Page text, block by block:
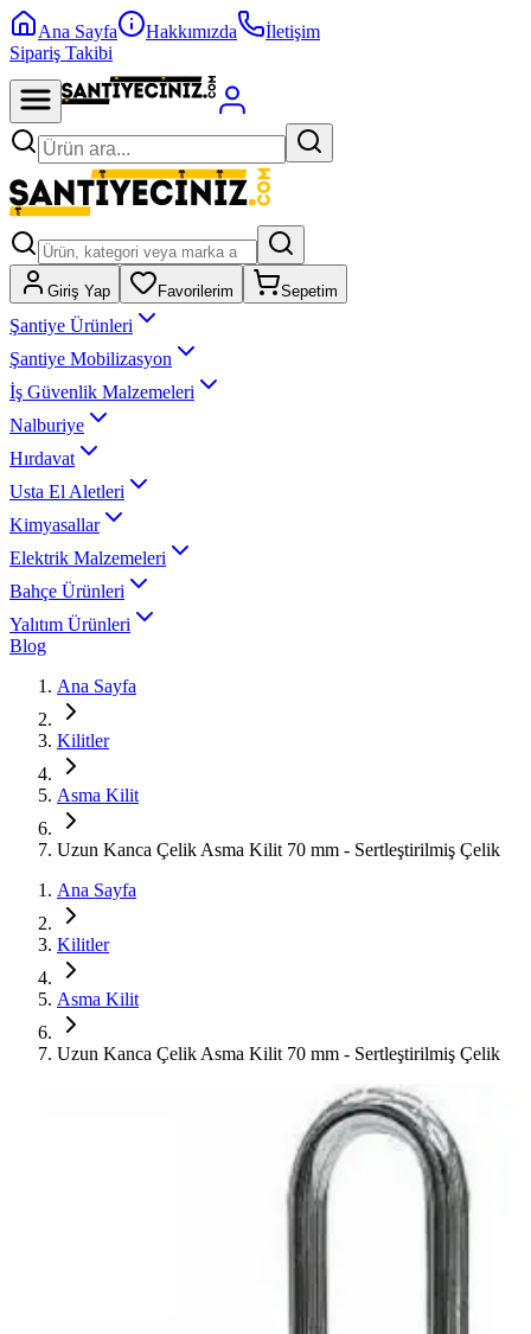
Ana Sayfa Hakkımızda
İletişim
Sipariş Takibi
Giriş Yap Favorilerim Sepetim
Şantiye Ürünleri
Şantiye Mobilizasyon
İş Güvenlik Malzemeleri
Nalburiye
Hırdavat
Usta El Aletleri
Kimyasallar
Elektrik Malzemeleri
Bahçe Ürünleri
Yalıtım Ürünleri
Blog
Ana Sayfa
Kilitler
Asma Kilit
Uzun Kanca Çelik Asma Kilit 70 mm - Sertleştirilmiş Çelik
Ana Sayfa
Kilitler
Asma Kilit
Uzun Kanca Çelik Asma Kilit 70 mm - Sertleştirilmiş Çelik